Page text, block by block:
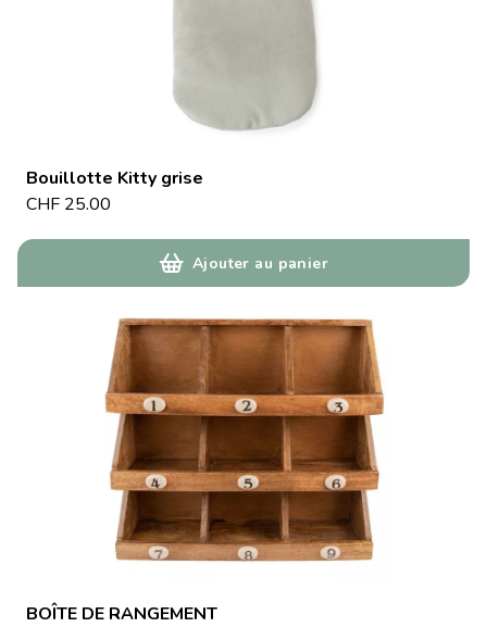
Bouillotte Kitty grise
CHF 25.00
Ajouter au panier
BOÎTE DE RANGEMENT